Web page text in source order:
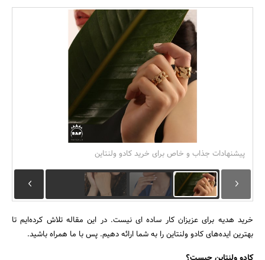
بانک، بیمه و سرمایه
مسکن و ساختمان
پیشنهادات جذاب و خاص برای خرید کادو ولنتاین
خرید هدیه برای عزیزان کار ساده ای نیست. در این مقاله تلاش کرده‌ایم تا
بهترین ایده‌های کادو ولنتاین را به شما ارائه دهیم. پس با ما همراه باشید.